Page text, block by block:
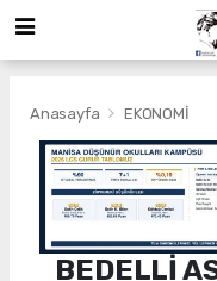
Anasayfa EKONOMİ
BEDELLİ